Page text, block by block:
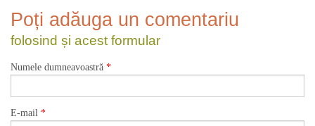
Poți adăuga un comentariu
folosind și acest formular
Numele dumneavoastră *
E-mail *